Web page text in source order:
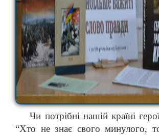
Чи потрібні нашій країні
“Хто не знає свого минулого,